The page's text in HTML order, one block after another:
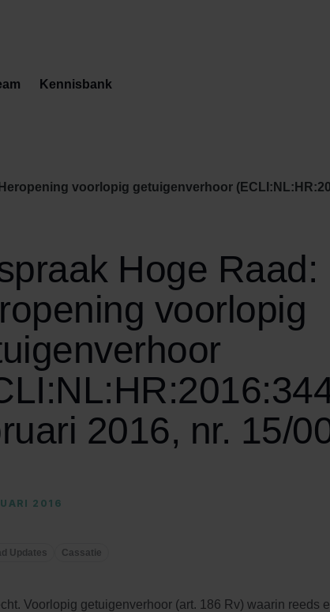
Kennisbank
voorlopig getuigenverhoor
Hoge Raad:
voorlopig
2016, nr. 15/
2016
Updates Cassatie
Voorlopig getuigenverhoor (art. 186 Rv) waarin reeds